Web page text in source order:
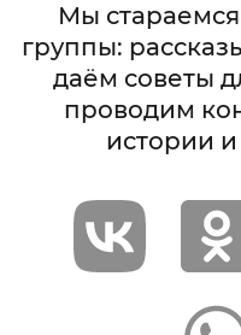
Мы
группы:
даём советы
проводим
истории